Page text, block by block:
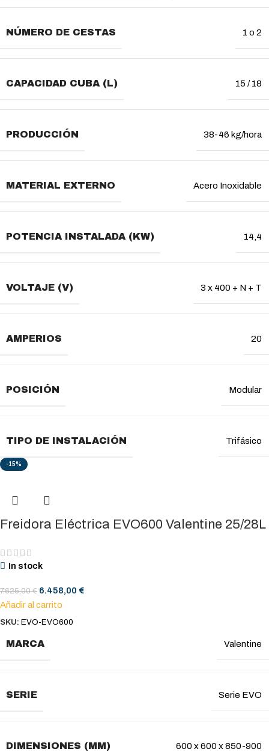
NÚMERO DE CESTAS 1 o 2
CAPACIDAD CUBA (L) 15 / 18
PRODUCCIÓN 38-46 kg/hora
MATERIAL EXTERNO Acero Inoxidable
POTENCIA INSTALADA (KW) 14,4
VOLTAJE (V) 3 x 400 + N + T
AMPERIOS 20
POSICIÓN Modular
TIPO DE INSTALACIÓN Trifásico
-15%
Freidora Eléctrica EVO600 Valentine 25/28L
In stock
7.625,00€ 6.458,00 €
Añadir al carrito
SKU: EVO-EVO600
MARCA Valentine
SERIE Serie EVO
DIMENSIONES (MM) 600 x 600 x 850-900